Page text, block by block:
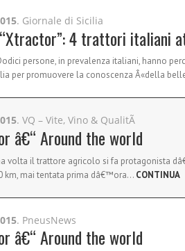
. Giornale di Sicilia
4 trattori italiani
persone, in prevalenza italiani, hanno
per promuovere la conoscenza Â«della
. VQ – Vite, Vino & QualitÃ
â€“ Around the world
volta il trattore agricolo si fa protagonista
km, mai tentata prima dâ€™ora… CONTINUA
. PneusNews
â€“ Around the world